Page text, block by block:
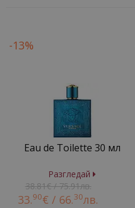
-13%
Eau de Toilette 30 мл
Разгледай
38.81€ / 75.91лв.
33.90€ / 66.30лв.